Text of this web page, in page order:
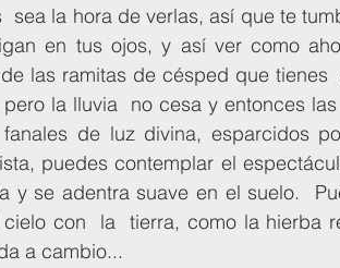
sea la hora de verlas, así que te
en tus ojos, y así ver como
las ramitas de césped que tienes
la lluvia  no cesa y entonces
de luz divina, esparcidos
puedes contemplar el
y se adentra suave en el suelo.
con  la  tierra, como la hierba
a cambio...